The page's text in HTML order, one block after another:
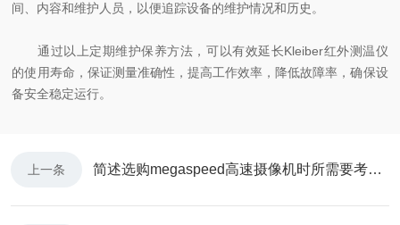
间、内容和维护人员，以便追踪设备的维护情况和历史。
通过以上定期维护保养方法，可以有效延长Kleiber红外测温仪
的使用寿命，保证测量准确性，提高工作效率，降低故障率，确保设
备安全稳定运行。
上一条 简述选购megaspeed高速摄像机时所需要考虑的关键因素